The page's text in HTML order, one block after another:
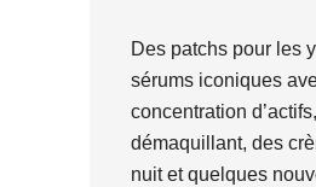
Des patchs pour les
sérums iconiques
concentration
démaquillant, des
nuit et quelques